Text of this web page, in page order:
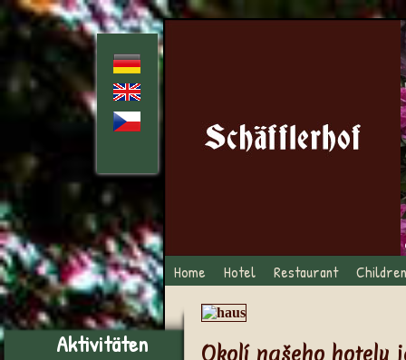
Home Hotel Restaurant
Aktivitäten Okolí našeho hotelu